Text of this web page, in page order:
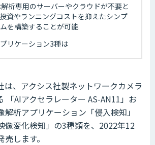
析専用のサーバーやクラウドが不要と
資やランニングコストを抑えたシンプ
を構築することが可能
リケーション3種は
は、アクシス社製ネットワークカメラ
「AIアクセラレーター AS-AN11」お
解析アプリケーション「侵入検知」
像変化検知」の3種類を、2022年12
します。